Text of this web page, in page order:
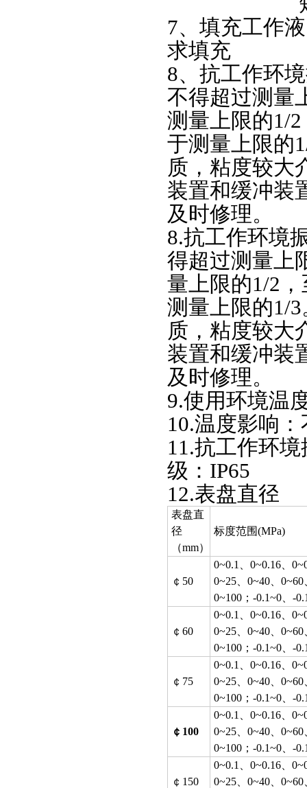
7、填充工作
求填充
8、抗工作环
不得超过测量
测量上限的1/
于测量上限的
质，粘度较大
装置和缓冲装
及时修理。
8.抗工作环境
得超过测量上
量上限的1/2
测量上限的1/
质，粘度较大
装置和缓冲装
及时修理。
9.使用环境温
10.温度影响
11.抗工作环
级：IP65
12.表盘直径
表盘直
径
（mm）
标度范围(MPa)
￠50
0~0.1
、0~0.16、
0~25、0~40、0~60
0~100；-0.1~0、-
￠60
0~0.1
、0~0.16、
0~25、0~40、0~60
0~100；-0.1~0、-
￠75
0~0.1
、0~0.16、
0~25、0~40、0~60
0~100；-0.1~0、-
￠100
0~0.1
、0~0.16、
0~25、0~40、0~60
0~100；-0.1~0、-
￠150
0~0.1
、0~0.16、
0~25、0~40、0~60